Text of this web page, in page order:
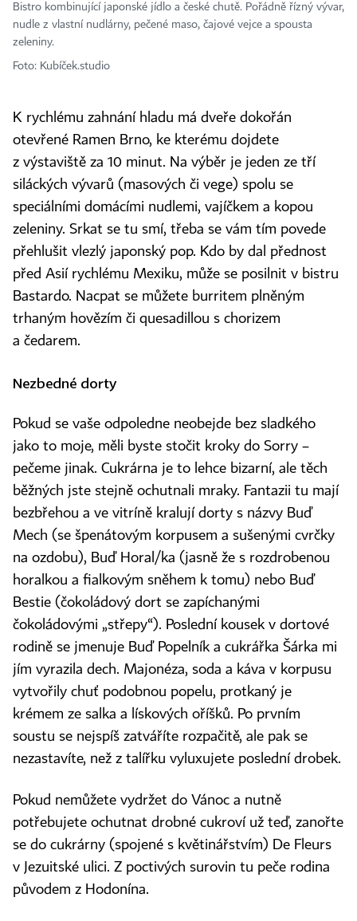
Bistro kombinující japonské jídlo a české chutě. Pořádně řízný vývar,
nudle z vlastní nudlárny, pečené maso, čajové vejce a spousta
zeleniny.
Foto: Kubíček.studio
K rychlému zahnání hladu má dveře dokořán
otevřené Ramen Brno, ke kterému dojdete
z výstaviště za 10 minut. Na výběr je jeden ze tří
siláckých vývarů (masových či vege) spolu se
speciálními domácími nudlemi, vajíčkem a kopou
zeleniny. Srkat se tu smí, třeba se vám tím povede
přehlušit vlezlý japonský pop. Kdo by dal přednost
před Asií rychlému Mexiku, může se posilnit v bistru
Bastardo. Nacpat se můžete burritem plněným
trhaným hovězím či quesadillou s chorizem
a čedarem.
Nezbedné dorty
Pokud se vaše odpoledne neobejde bez sladkého
jako to moje, měli byste stočit kroky do Sorry –
pečeme jinak. Cukrárna je to lehce bizarní, ale těch
běžných jste stejně ochutnali mraky. Fantazii tu mají
bezbřehou a ve vitríně kralují dorty s názvy Buď
Mech (se špenátovým korpusem a sušenými cvrčky
na ozdobu), Buď Horal/ka (jasně že s rozdrobenou
horalkou a fialkovým sněhem k tomu) nebo Buď
Bestie (čokoládový dort se zapíchanými
čokoládovými „střepy“). Poslední kousek v dortové
rodině se jmenuje Buď Popelník a cukrářka Šárka mi
jím vyrazila dech. Majonéza, soda a káva v korpusu
vytvořily chuť podobnou popelu, protkaný je
krémem ze salka a lískových oříšků. Po prvním
soustu se nejspíš zatváříte rozpačitě, ale pak se
nezastavíte, než z talířku vyluxujete poslední drobek.
Pokud nemůžete vydržet do Vánoc a nutně
potřebujete ochutnat drobné cukroví už teď, zanořte
se do cukrárny (spojené s květinářstvím) De Fleurs
v Jezuitské ulici. Z poctivých surovin tu peče rodina
původem z Hodonína.